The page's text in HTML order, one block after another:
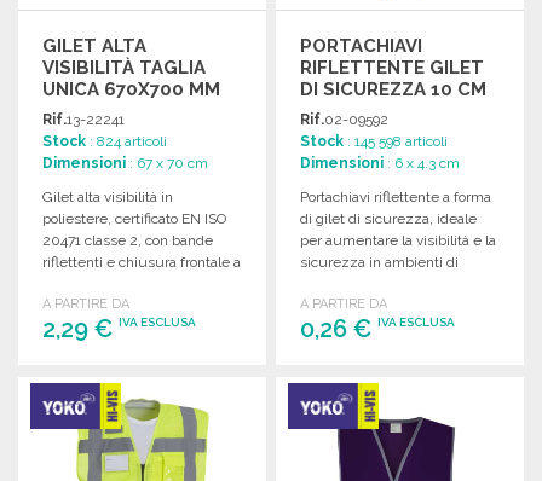
GILET ALTA
VISIBILITÀ TAGLIA
UNICA 670X700 MM
Rif.13-22241
Stock : 824 articoli
Dimensioni : 67 x 70 cm
Gilet alta visibilità in
poliestere, certificato EN ISO
20471 classe 2, con bande
riflettenti e chiusura frontale a
A PARTIRE DA
2,29 € IVA ESCLUSA
ORDINARE
Richiedi un preventivo
PORTACHIAVI
RIFLETTENTE GILET
DI SICUREZZA 10 CM
Rif.02-09592
Stock : 145 598 articoli
Dimensioni : 6 x 4.3 cm
Portachiavi riflettente a forma
di gilet di sicurezza, ideale
per aumentare la visibilità e la
sicurezza in ambienti di
A PARTIRE DA
0,26 €IVA ESCLUSA
ORDINARE
Richiedi un preventivo